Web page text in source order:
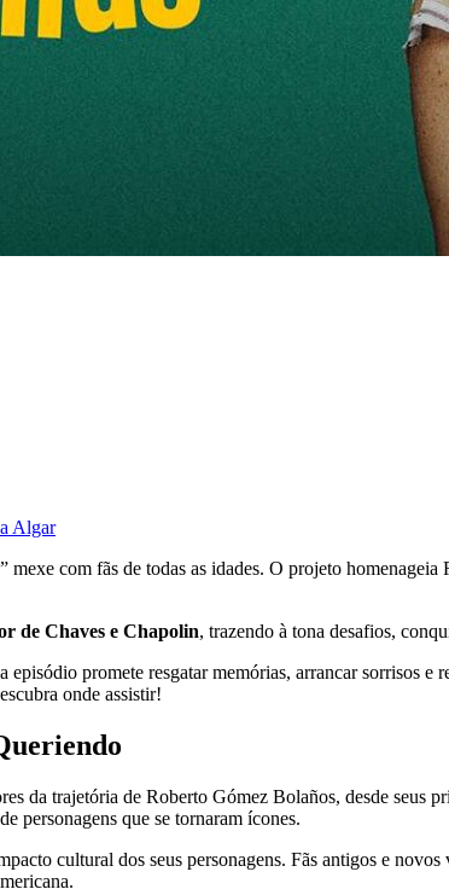
Algar
com fãs de todas as idades. O projeto
de Chaves e Chapolin, trazendo à tona desafios,
promete resgatar memórias, arrancar sorrisos
onde assistir!
da trajetória de Roberto Gómez Bolaños, desde seus
personagens que se tornaram ícones.
cultural dos seus personagens. Fãs antigos e novos